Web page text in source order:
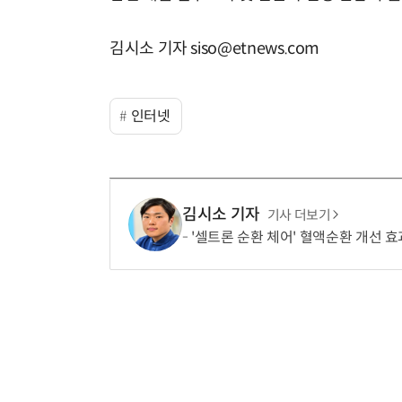
김시소 기자 siso@etnews.com
인터넷
김시소 기자 기사 더보기
'셀트론 순환 체어' 혈액순환 개선 효